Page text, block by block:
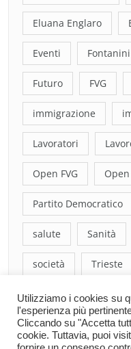
Eluana Englaro
Eventi Fontanini
Futuro FVG
immigrazione
Lavoratori
Open FVG
Partito Democratico
salute Sanità
società Trieste
Utilizziamo i cookies su
l'esperienza più
Cliccando su "Accetta
cookie. Tuttavia, puoi